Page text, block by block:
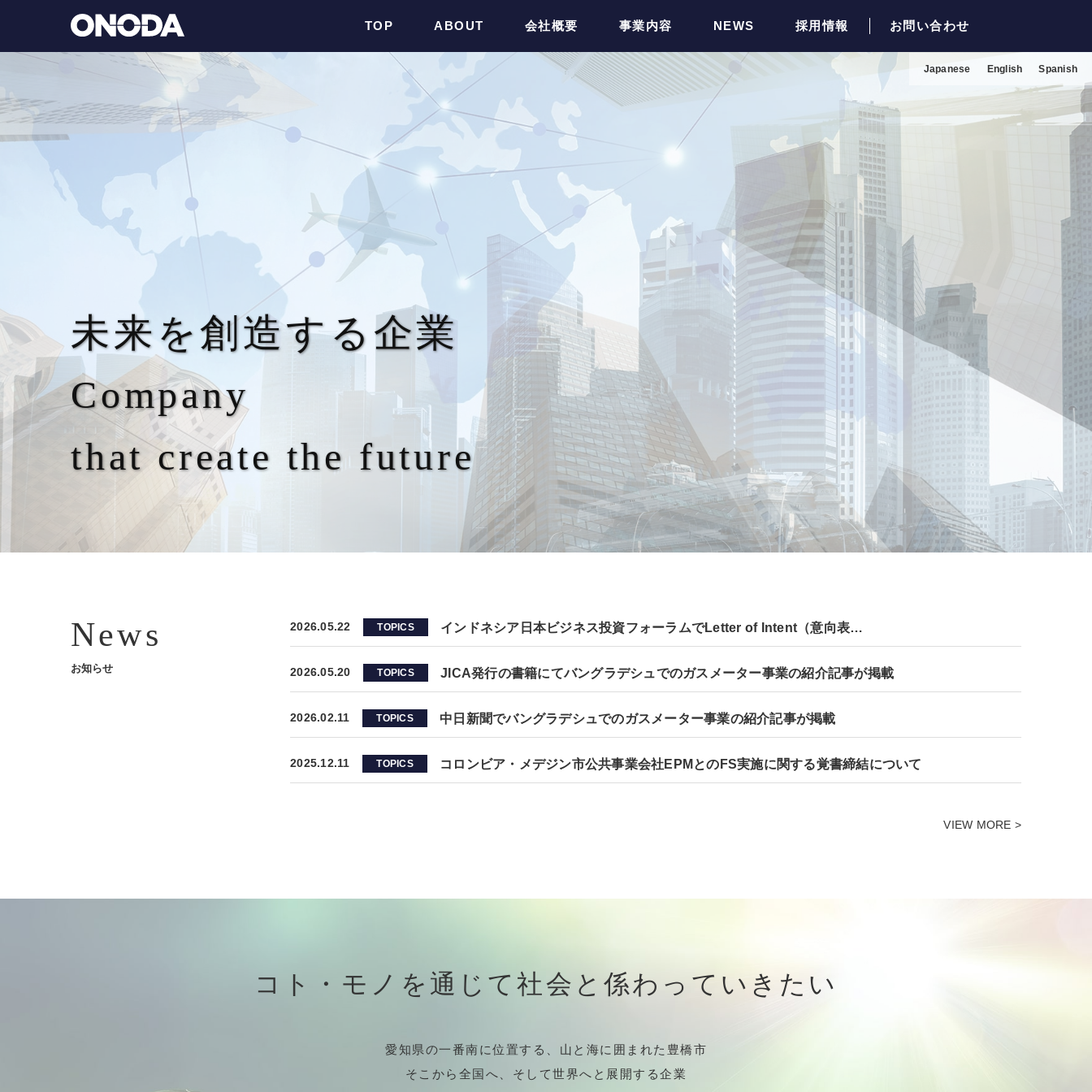
Japanese English Spanish
TOP ABOUT 会社概要 事業内容 NEWS 採用情報 お問い合わせ
未来を創造する企業
Company
that create the future
News
お知らせ
2026.05.22 TOPICS インドネシア日本ビジネス投資フォーラムでLetter of Intent（意向表…
2026.05.20 TOPICS JICA発行の書籍にてバングラデシュでのガスメーター事業の紹介記事が掲載
2026.02.11 TOPICS 中日新聞でバングラデシュでのガスメーター事業の紹介記事が掲載
2025.12.11 TOPICS コロンビア・メデジン市公共事業会社EPMとのFS実施に関する覚書締結について
VIEW MORE >
コト・モノを通じて社会と係わっていきたい
愛知県の一番南に位置する、山と海に囲まれた豊橋市
そこから全国へ、そして世界へと展開する企業